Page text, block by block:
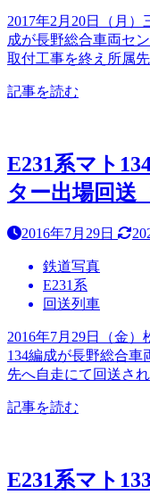
2017年2月20日（月
成が長野総合車両セ
取付工事を終え所属
記事を読む
E231系マト
ター出場回送
2016年7月29日
鉄道写真
E231系
回送列車
2016年7月29日（金）
134編成が長野総合
先へ自走にて回送され
記事を読む
E231系マト